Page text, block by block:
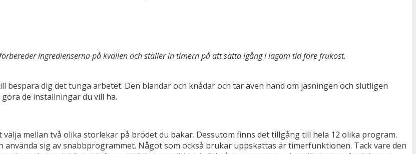
ingredienserna på kvällen och ställer in timern på att sätta igång i lagom tid före frukost.
bespara dig det tunga arbetet. Den blandar och knådar och tar även hand om jäsningen och slutligen
de inställningar du vill ha.
mellan två olika storlekar på brödet du bakar. Dessutom finns det tillgång till hela 12 olika program.
sig av snabbprogrammet. Något som också brukar uppskattas är timerfunktionen. Tack vare den